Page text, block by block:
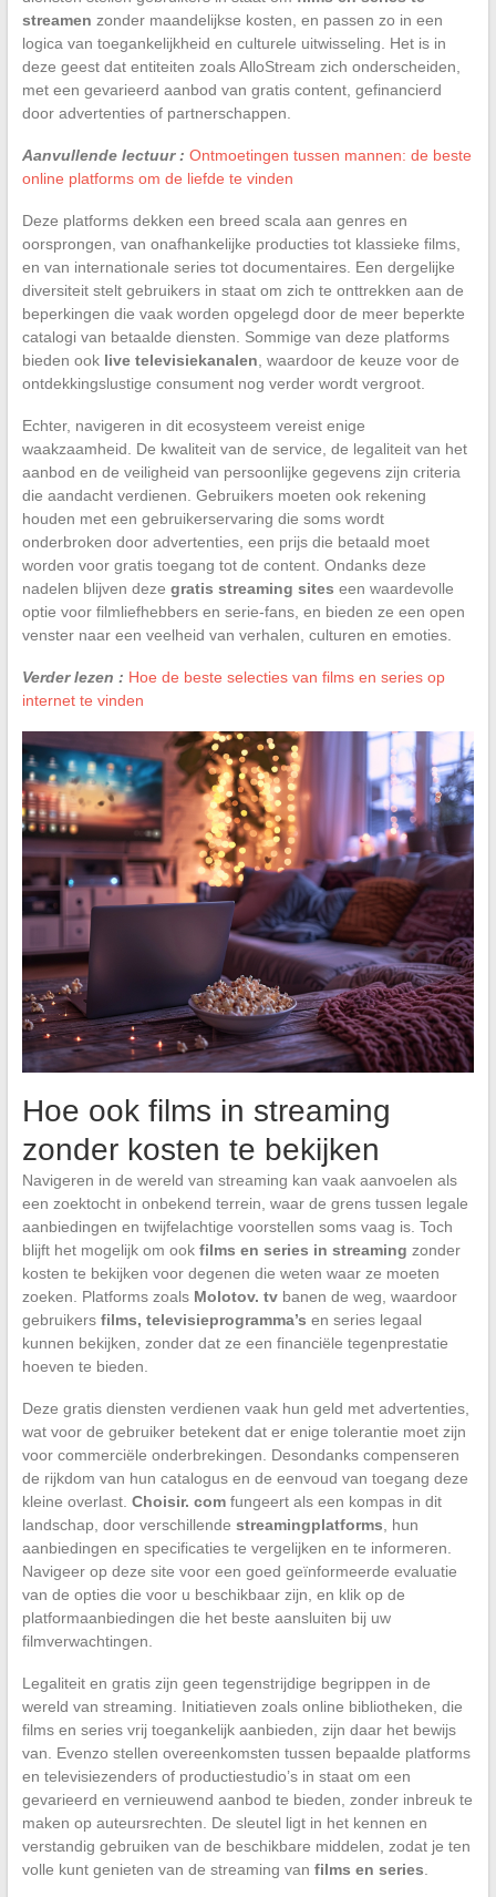
streamen zonder maandelijkse kosten, en passen zo in een
logica van toegankelijkheid en culturele uitwisseling. Het is in
deze geest dat entiteiten zoals AlloStream zich onderscheiden,
met een gevarieerd aanbod van gratis content, gefinancierd
door advertenties of partnerschappen.
Aanvullende lectuur : Ontmoetingen tussen mannen: de beste
online platforms om de liefde te vinden
Deze platforms dekken een breed scala aan genres en
oorsprongen, van onafhankelijke producties tot klassieke films,
en van internationale series tot documentaires. Een dergelijke
diversiteit stelt gebruikers in staat om zich te onttrekken aan de
beperkingen die vaak worden opgelegd door de meer beperkte
catalogi van betaalde diensten. Sommige van deze platforms
bieden ook live televisiekanalen , waardoor de keuze voor de
ontdekkingslustige consument nog verder wordt vergroot.
Echter, navigeren in dit ecosysteem vereist enige
waakzaamheid. De kwaliteit van de service, de legaliteit van het
aanbod en de veiligheid van persoonlijke gegevens zijn criteria
die aandacht verdienen. Gebruikers moeten ook rekening
houden met een gebruikerservaring die soms wordt
onderbroken door advertenties, een prijs die betaald moet
worden voor gratis toegang tot de content. Ondanks deze
nadelen blijven deze gratis streaming sites een waardevolle
optie voor filmliefhebbers en serie-fans, en bieden ze een open
venster naar een veelheid van verhalen, culturen en emoties.
Verder lezen : Hoe de beste selecties van films en series op
internet te vinden
Hoe ook films in streaming
zonder kosten te bekijken
Navigeren in de wereld van streaming kan vaak aanvoelen als
een zoektocht in onbekend terrein, waar de grens tussen legale
aanbiedingen en twijfelachtige voorstellen soms vaag is. Toch
blijft het mogelijk om ook films en series in streaming zonder
kosten te bekijken voor degenen die weten waar ze moeten
zoeken. Platforms zoals Molotov. tvbanen de weg, waardoor
gebruikers films, televisieprogramma’s en series legaal
kunnen bekijken, zonder dat ze een financiële tegenprestatie
hoeven te bieden.
Deze gratis diensten verdienen vaak hun geld met advertenties,
wat voor de gebruiker betekent dat er enige tolerantie moet zijn
voor commerciële onderbrekingen. Desondanks compenseren
de rijkdom van hun catalogus en de eenvoud van toegang deze
kleine overlast. Choisir. comfungeert als een kompas in dit
landschap, door verschillende streamingplatforms , hun
aanbiedingen en specificaties te vergelijken en te informeren.
Navigeer op deze site voor een goed geïnformeerde evaluatie
van de opties die voor u beschikbaar zijn, en klik op de
platformaanbiedingen die het beste aansluiten bij uw
filmverwachtingen.
Legaliteit en gratis zijn geen tegenstrijdige begrippen in de
wereld van streaming. Initiatieven zoals online bibliotheken, die
films en series vrij toegankelijk aanbieden, zijn daar het bewijs
van. Evenzo stellen overeenkomsten tussen bepaalde platforms
en televisiezenders of productiestudio’s in staat om een
gevarieerd en vernieuwend aanbod te bieden, zonder inbreuk te
maken op auteursrechten. De sleutel ligt in het kennen en
verstandig gebruiken van de beschikbare middelen, zodat je ten
volle kunt genieten van de streaming van films en series